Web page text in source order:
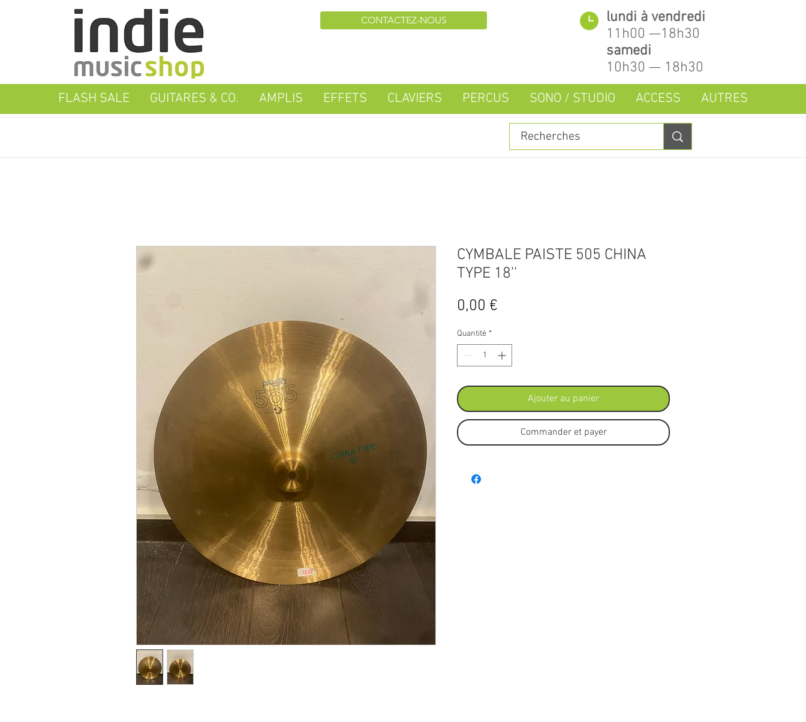
CONTACTEZ-NOUS
lundi à vendredi
11h00 —18h30
samedi
10h30 — 18h30
FLASH SALE GUITARES & CO. AMPLIS EFFETS CLAVIERS PERCUS SONO / STUDIO ACCESS AUTRES
CYMBALE PAISTE 505 CHINA
TYPE 18''
0,00 €
Quantité *
Ajouter au panier
Commander et payer